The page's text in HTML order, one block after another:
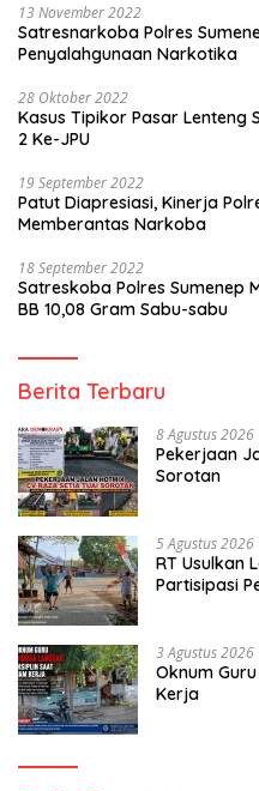
13 November 2022
Satresnarkoba Polres
Penyalahgunaan Narkotika
28 Oktober 2022
Kasus Tipikor Pasar Lenteng
2 Ke-JPU
19 September 2022
Patut Diapresiasi, Kinerja
Memberantas Narkoba
18 September 2022
Satreskoba Polres Sumenep
BB 10,08 Gram Sabu-sabu
Berita Terbaru
8 Agustus 2026
Pekerjaan
Sorotan
5 Agustus 2026
RT Usulkan
Partisipasi
3 Agustus 2026
Oknum
Kerja